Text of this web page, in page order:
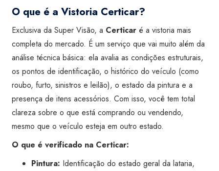
e
Laudo
de
transferência)
-
Super
Visão
Vila
Carrão
quantidade
O que é a Vistoria Certicar?
Exclusiva da Super Visão, a Certicar é a vistoria mais
completa do mercado. É um serviço que vai muito além da
análise técnica básica: ela avalia as condições estruturais,
os pontos de identificação, o histórico do veículo (como
roubo, furto, sinistros e leilão), o estado da pintura e a
presença de itens acessórios. Com isso, você tem total
clareza sobre o que está comprando ou vendendo,
mesmo que o veículo esteja em outro estado.
O que é verificado na Certicar:
Pintura: Identificação do estado geral da lataria,